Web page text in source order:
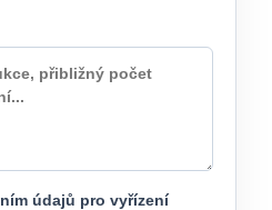
údajů pro vyřízení